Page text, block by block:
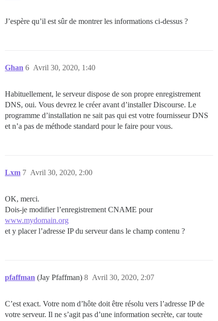
J’espère qu’il est sûr de montrer les informations ci-dessus ?
Ghan Avril 30, 2020, 1:40
6
Habituellement, le serveur dispose de son propre enregistrement
DNS, oui. Vous devrez le créer avant d’installer Discourse. Le
programme d’installation ne sait pas qui est votre fournisseur DNS
et n’a pas de méthode standard pour le faire pour vous.
Lxm Avril 30, 2020, 2:00
7
OK, merci.
Dois-je modifier l’enregistrement CNAME pour
www.mydomain.org
et y placer l’adresse IP du serveur dans le champ contenu ?
pfaffman (Jay Pfaffman) Avril 30, 2020, 2:07
8
C’est exact. Votre nom d’hôte doit être résolu vers l’adresse IP de
votre serveur. Il ne s’agit pas d’une information secrète, car toute